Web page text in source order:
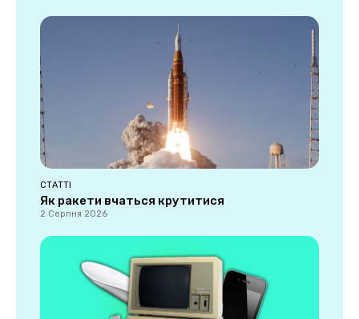
СТАТТІ
Як ракети вчаться крутитися
2 Серпня 2026